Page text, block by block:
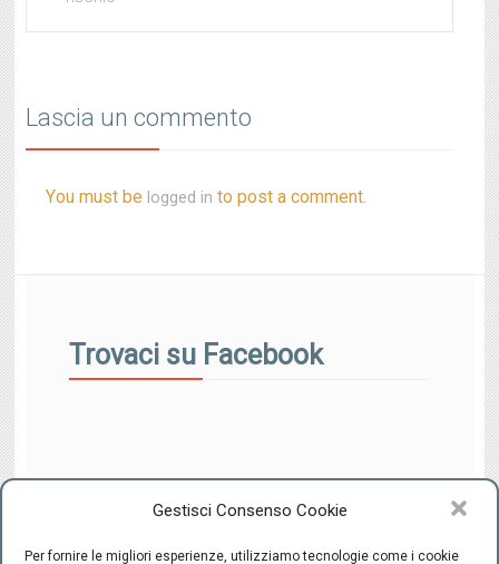
Gestisci Consenso Cookie
Per fornire le migliori esperienze, utilizziamo tecnologie come i cookie
Lascia un commento
You must be logged in to post a comment.
Trovaci su Facebook